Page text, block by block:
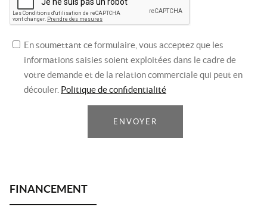
En soumettant ce formulaire, vous acceptez que les
informations saisies soient exploitées dans le cadre de
votre demande et de la relation commerciale qui peut en
découler. Politique de confidentialité
ENVOYER